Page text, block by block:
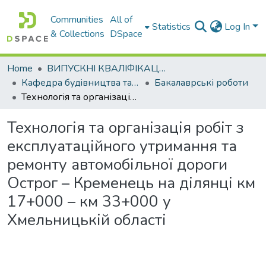
Communities
& Collections
All of
DSpace
Statistics Log In
Home
ВИПУСКНІ КВАЛІФІКАЦІЙНІ РОБОТИ
Кафедра будiвництва та експлуатацiї автомобiльних дорiг
Бакалаврські роботи
Технологія та організація робіт з експлуатаційного утримання та ремонту автомобільної дороги Острог – Кременець на ділянці км 17+000 – км 33+000 у Хмельницькій області
Технологія та організація робіт з
експлуатаційного утримання та
ремонту автомобільної дороги
Острог – Кременець на ділянці км
17+000 – км 33+000 у
Хмельницькій області